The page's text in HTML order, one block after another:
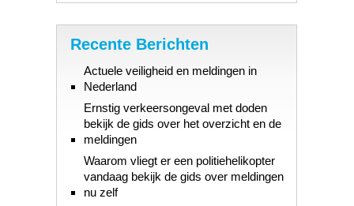
Recente Berichten
Actuele veiligheid en meldingen in
Nederland
Ernstig verkeersongeval met doden
bekijk de gids over het overzicht en de
meldingen
Waarom vliegt er een politiehelikopter
vandaag bekijk de gids over meldingen
nu zelf